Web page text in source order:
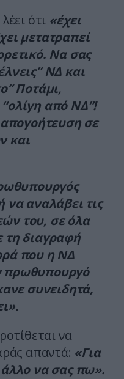
ότι «έχει
μετατραπεί
Να σας
ΝΔ και
Ποτάμι,
από ΝΔ”!
απογοήτευση σε
και
να αναλάβει τις
του, σε όλα
τη διαγραφή
που η ΝΔ
πρωθυπουργό
συνειδητά,
να
απαντά: «Για
να σας πω».